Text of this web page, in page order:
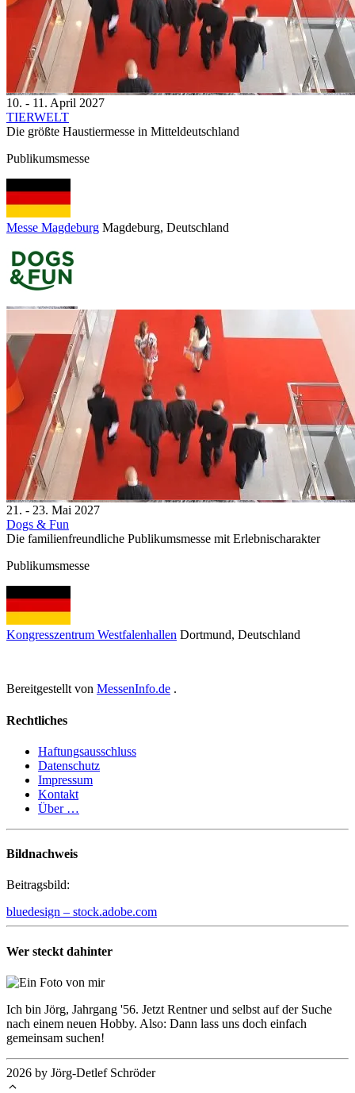
10. - 11. April 2027
TIERWELT
Die größte Haustiermesse in Mitteldeutschland
Publikumsmesse
Messe Magdeburg Magdeburg, Deutschland
21. - 23. Mai 2027
Dogs & Fun
Die familienfreundliche Publikumsmesse mit Erlebnischarakter
Publikumsmesse
Kongresszentrum Westfalenhallen Dortmund, Deutschland
Bereitgestellt von MessenInfo.de .
Rechtliches
Haftungsausschluss
Datenschutz
Impressum
Kontakt
Über …
Bildnachweis
Beitragsbild:
bluedesign – stock.adobe.com
Wer steckt dahinter
Ich bin Jörg, Jahrgang '56. Jetzt Rentner und selbst auf der Suche
nach einem neuen Hobby. Also: Dann lass uns doch einfach
gemeinsam suchen!
2026 by Jörg-Detlef Schröder